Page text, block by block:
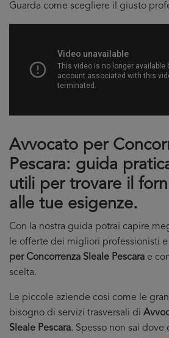
Guarda come scegliere il giusto
Avvocato per
Pescara: guida
utili per trovare il
alle tue esigenze.
Con la nostra guida potrai capire
le offerte dei migliori professionisti
per Concorrenza Sleale Pescara e
scelta.
Le piccole aziende cosi come le
bisogno di servizi trasversali di
Sleale Pescara. Spesso non sai dove